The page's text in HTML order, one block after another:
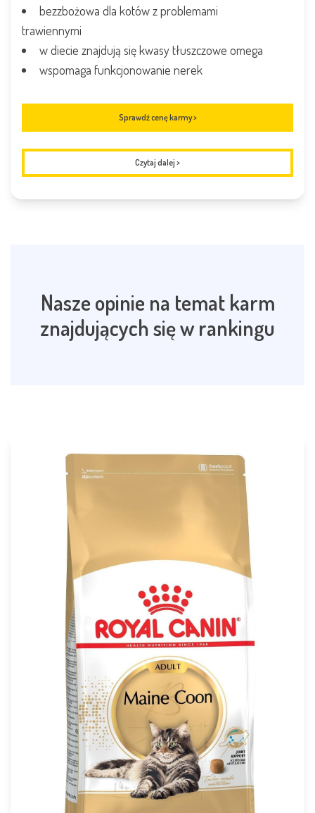
bezzbożowa dla kotów z problemami
trawiennymi
w diecie znajdują się kwasy tłuszczowe omega
wspomaga funkcjonowanie nerek
Sprawdź cenę karmy >
Czytaj dalej >
Nasze opinie na temat karm
znajdujących się w rankingu